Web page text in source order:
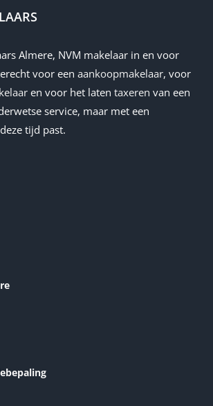
Almere, NVM makelaar in en voor
voor een aankoopmakelaar, voor
en voor het laten taxeren van een
service, maar met een
tijd past.